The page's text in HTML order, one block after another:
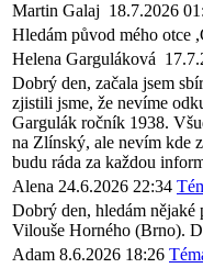
Martin Galaj 18.7.2026
Hledám původ mého otce
Helena Garguláková
Dobrý den, začala jsem
zjistili jsme, že nevíme
Gargulák ročník 1938.
na Zlínský, ale nevím kde
budu ráda za každou
Alena 24.6.2026 22:34
Dobrý den, hledám
Vilouše Horného (Brno).
Adam 8.6.2026 18:26